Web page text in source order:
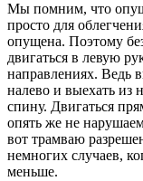
Мы помним, что
просто для
опущена. Поэтому
двигаться в левую
направлениях. Ведь
налево и выехать из
спину. Двигаться
опять же не
вот трамваю
немногих случаев,
меньше.